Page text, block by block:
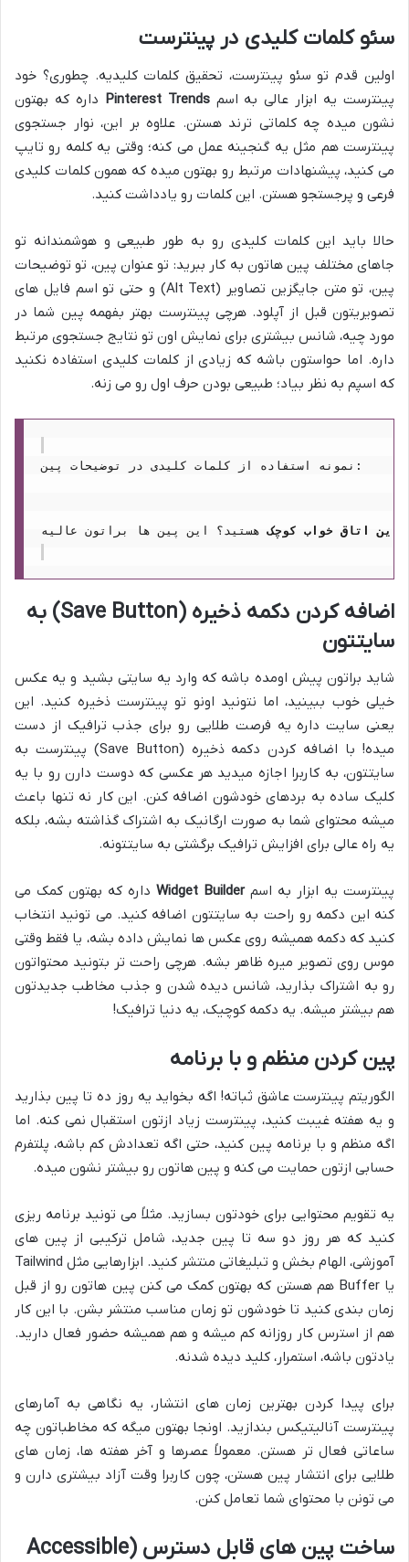
سئو کلمات کلیدی در پینترست
اولین قدم تو سئو پینترست، تحقیق کلمات کلیدیه. چطوری؟ خود
پینترست یه ابزار عالی به اسمPinterest Trends داره که بهتون
نشون میده چه کلماتی ترند هستن. علاوه بر این، نوار جستجوی
پینترست هم مثل یه گنجینه عمل می کنه؛ وقتی یه کلمه رو تایپ
می کنید، پیشنهادات مرتبط رو بهتون میده که همون کلمات کلیدی
فرعی و پرجستجو هستن. این کلمات رو یادداشت کنید.
حالا باید این کلمات کلیدی رو به طور طبیعی و هوشمندانه تو
جاهای مختلف پین هاتون به کار ببرید: تو عنوان پین، تو توضیحات
پین، تو متن جایگزین تصاویر (Alt Text) و حتی تو اسم فایل های
تصویریتون قبل از آپلود. هرچی پینترست بهتر بفهمه پین شما در
مورد چیه، شانس بیشتری برای نمایش اون تو نتایج جستجوی مرتبط
داره. اما حواستون باشه که زیادی از کلمات کلیدی استفاده نکنید
که اسپم به نظر بیاد؛ طبیعی بودن حرف اول رو می زنه.
نمونه استفاده از کلمات کلیدی در توضیحات پین:
اتاق خواب کوچک
اضافه کردن دکمه ذخیره (Save Button) به
سایتتون
شاید براتون پیش اومده باشه که وارد یه سایتی بشید و یه عکس
خیلی خوب ببینید، اما نتونید اونو تو پینترست ذخیره کنید. این
یعنی سایت داره یه فرصت طلایی رو برای جذب ترافیک از دست
میده! با اضافه کردن دکمه ذخیره (Save Button) پینترست به
سایتتون، به کاربرا اجازه میدید هر عکسی که دوست دارن رو با یه
کلیک ساده به بردهای خودشون اضافه کنن. این کار نه تنها باعث
میشه محتوای شما به صورت ارگانیک به اشتراک گذاشته بشه، بلکه
یه راه عالی برای افزایش ترافیک برگشتی به سایتتونه.
پینترست یه ابزار به اسمWidget Builder داره که بهتون کمک می
کنه این دکمه رو راحت به سایتتون اضافه کنید. می تونید انتخاب
کنید که دکمه همیشه روی عکس ها نمایش داده بشه، یا فقط وقتی
موس روی تصویر میره ظاهر بشه. هرچی راحت تر بتونید محتواتون
رو به اشتراک بذارید، شانس دیده شدن و جذب مخاطب جدیدتون
هم بیشتر میشه. یه دکمه کوچیک، یه دنیا ترافیک!
پین کردن منظم و با برنامه
الگوریتم پینترست عاشق ثباته! اگه بخواید یه روز ده تا پین بذارید
و یه هفته غیبت کنید، پینترست زیاد ازتون استقبال نمی کنه. اما
اگه منظم و با برنامه پین کنید، حتی اگه تعدادش کم باشه، پلتفرم
حسابی ازتون حمایت می کنه و پین هاتون رو بیشتر نشون میده.
یه تقویم محتوایی برای خودتون بسازید. مثلاً می تونید برنامه ریزی
کنید که هر روز دو سه تا پین جدید، شامل ترکیبی از پین های
آموزشی، الهام بخش و تبلیغاتی منتشر کنید. ابزارهایی مثل Tailwind
یا Buffer هم هستن که بهتون کمک می کنن پین هاتون رو از قبل
زمان بندی کنید تا خودشون تو زمان مناسب منتشر بشن. با این کار
هم از استرس کار روزانه کم میشه و هم همیشه حضور فعال دارید.
یادتون باشه، استمرار، کلید دیده شدنه.
برای پیدا کردن بهترین زمان های انتشار، یه نگاهی به آمارهای
پینترست آنالیتیکس بندازید. اونجا بهتون میگه که مخاطباتون چه
ساعاتی فعال تر هستن. معمولاً عصرها و آخر هفته ها، زمان های
طلایی برای انتشار پین هستن، چون کاربرا وقت آزاد بیشتری دارن و
می تونن با محتوای شما تعامل کنن.
ساخت پین های قابل دسترس (Accessible